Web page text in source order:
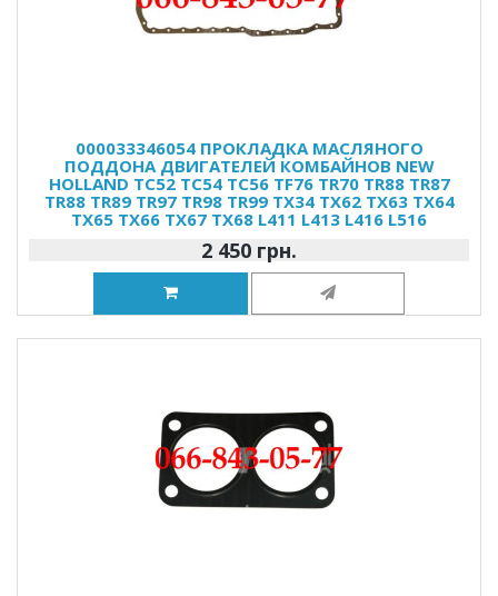
000033346054 ПРОКЛАДКА МАСЛЯНОГО
ПОДДОНА ДВИГАТЕЛЕЙ КОМБАЙНОВ NEW
HOLLAND TC52 TC54 TC56 TF76 TR70 TR88 TR87
TR88 TR89 TR97 TR98 TR99 TX34 TX62 TX63 TX64
TX65 TX66 TX67 TX68 L411 L413 L416 L516
2 450 грн.